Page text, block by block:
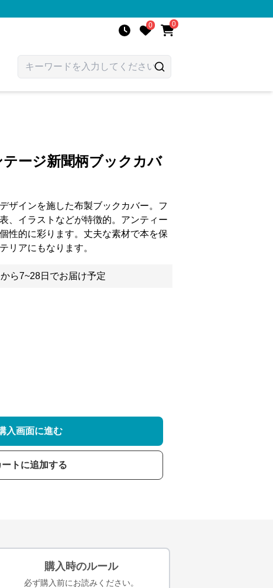
0 0
ージ新聞柄ブックカバ
ザインを施した布製ブックカバー。フ
、イラストなどが特徴的。アンティー
性的に彩ります。丈夫な素材で本を保
リアにもなります。
ら7~28日でお届け予定
入画面に進む
ートに追加する
購入時のルール
必ず購入前にお読みください。